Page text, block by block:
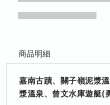
商品明細
嘉南古蹟、關子嶺泥漿
漿溫泉、曾文水庫遊艇(